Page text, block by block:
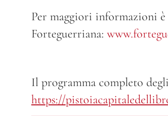
Per maggiori informazioni
Forteguerriana:
Il programma completo
https://